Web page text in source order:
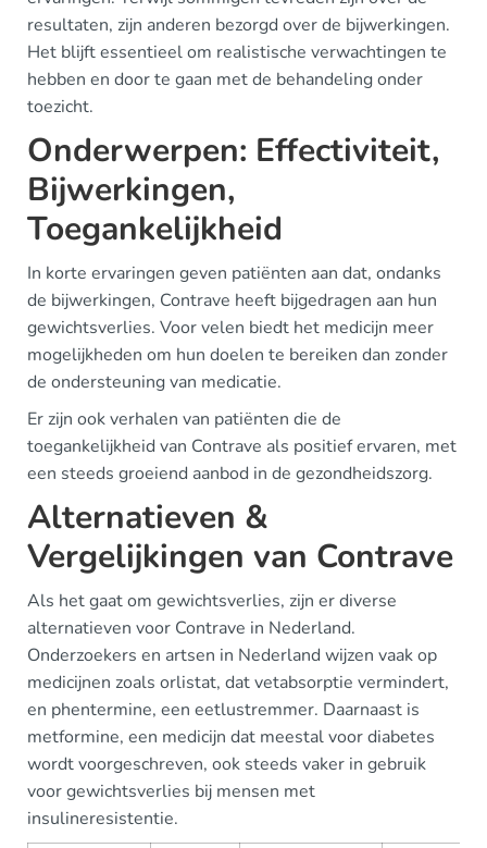
resultaten, zijn anderen bezorgd over de bijwerkingen.
Het blijft essentieel om realistische verwachtingen te
hebben en door te gaan met de behandeling onder
toezicht.
Onderwerpen: Effectiviteit,
Bijwerkingen,
Toegankelijkheid
In korte ervaringen geven patiënten aan dat, ondanks
de bijwerkingen, Contrave heeft bijgedragen aan hun
gewichtsverlies. Voor velen biedt het medicijn meer
mogelijkheden om hun doelen te bereiken dan zonder
de ondersteuning van medicatie.
Er zijn ook verhalen van patiënten die de
toegankelijkheid van Contrave als positief ervaren, met
een steeds groeiend aanbod in de gezondheidszorg.
Alternatieven &
Vergelijkingen van Contrave
Als het gaat om gewichtsverlies, zijn er diverse
alternatieven voor Contrave in Nederland.
Onderzoekers en artsen in Nederland wijzen vaak op
medicijnen zoals orlistat, dat vetabsorptie vermindert,
en phentermine, een eetlustremmer. Daarnaast is
metformine, een medicijn dat meestal voor diabetes
wordt voorgeschreven, ook steeds vaker in gebruik
voor gewichtsverlies bij mensen met
insulineresistentie.